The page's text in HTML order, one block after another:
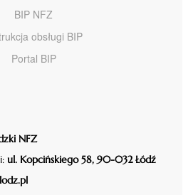
BIP NFZ
obsługi BIP
Portal BIP
NFZ
ul. Kopcińskiego 58, 90-032 Łódź